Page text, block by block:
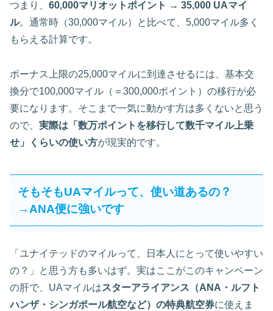
つまり、 60,000マリオットポイント → 35,000 UAマイ
ル。通常時（30,000マイル）と比べて、5,000マイル多く
もらえる計算です。
ボーナス上限の25,000マイルに到達させるには、基本交
換分で100,000マイル（＝300,000ポイント）の移行が必
要になります。そこまで一気に動かす方は多くないと思う
ので、 実際は「数万ポイントを移行して数千マイル上乗
せ」くらいの使い方が現実的です。
そもそもUAマイルって、使い道あるの？
→ANA便に強いです
「ユナイテッドのマイルって、日本人にとって使いやすい
の？」と思う方も多いはず。実はここがこのキャンペーン
の肝で、UAマイルはスターアライアンス（ANA・ルフト
ハンザ・シンガポール航空など）の特典航空券に使えま